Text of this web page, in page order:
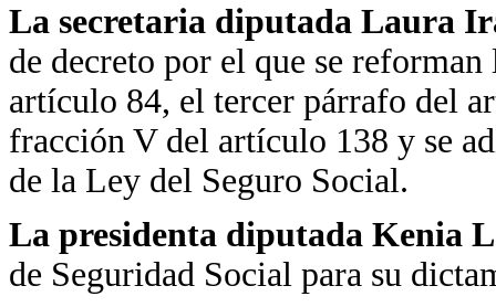
La secretaria diputada Laura
de decreto por el que se
artículo 84, el tercer párrafo del
fracción V del artículo 138 y se
de la Ley del Seguro Social.
La presidenta diputada Kenia
de Seguridad Social para su